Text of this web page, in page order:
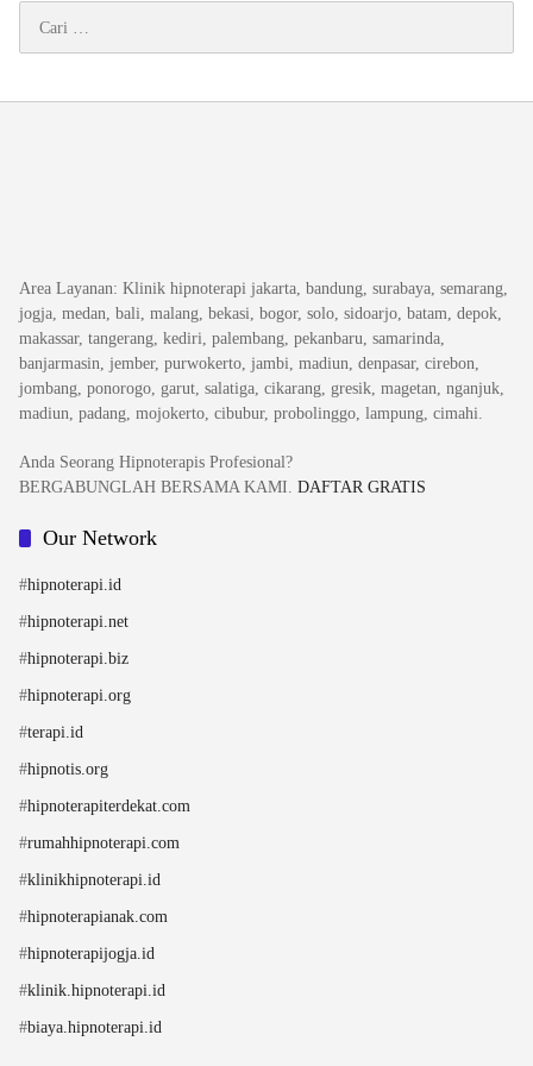
untuk:
Area Layanan: Klinik hipnoterapi jakarta, bandung, surabaya, semarang,
jogja, medan, bali, malang, bekasi, bogor, solo, sidoarjo, batam, depok,
makassar, tangerang, kediri, palembang, pekanbaru, samarinda,
banjarmasin, jember, purwokerto, jambi, madiun, denpasar, cirebon,
jombang, ponorogo, garut, salatiga, cikarang, gresik, magetan, nganjuk,
madiun, padang, mojokerto, cibubur, probolinggo, lampung, cimahi.
Anda Seorang Hipnoterapis Profesional?
BERGABUNGLAH BERSAMA KAMI. DAFTAR GRATIS
Our Network
#hipnoterapi.id
#hipnoterapi.net
#hipnoterapi.biz
#hipnoterapi.org
#terapi.id
#hipnotis.org
#hipnoterapiterdekat.com
#rumahhipnoterapi.com
#klinikhipnoterapi.id
#hipnoterapianak.com
#hipnoterapijogja.id
#klinik.hipnoterapi.id
#biaya.hipnoterapi.id